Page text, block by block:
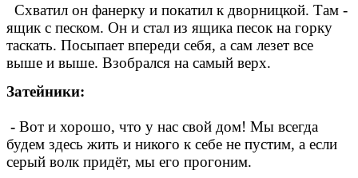
Схватил он фанерку и покатил к дворницкой. Там -
ящик с песком. Он и стал из ящика песок на горку
таскать. Посыпает впереди себя, а сам лезет все
выше и выше. Взобрался на самый верх.
Затейники:
- Вот и хорошо, что у нас свой дом! Мы всегда
будем здесь жить и никого к себе не пустим, а если
серый волк придёт, мы его прогоним.